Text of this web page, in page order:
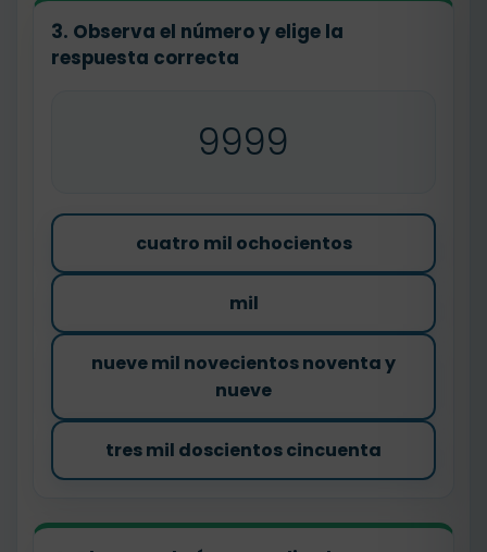
3. Observa el número y elige la
respuesta correcta
9999
cuatro mil ochocientos
mil
nueve mil novecientos noventa y
nueve
tres mil doscientos cincuenta